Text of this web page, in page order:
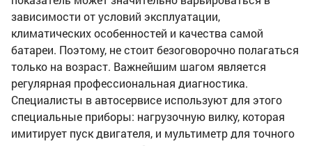
зависимости от условий эксплуатации,
климатических особенностей и качества самой
батареи. Поэтому, не стоит безоговорочно полагаться
только на возраст. Важнейшим шагом является
регулярная профессиональная диагностика.
Специалисты в автосервисе используют для этого
специальные приборы: нагрузочную вилку, которая
имитирует пуск двигателя, и мультиметр для точного